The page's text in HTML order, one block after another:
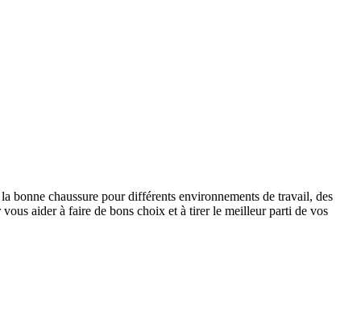
bonne chaussure pour différents environnements de travail, des
aider à faire de bons choix et à tirer le meilleur parti de vos